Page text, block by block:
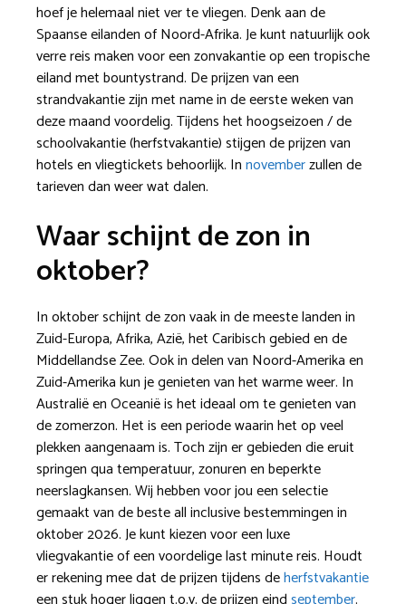
hoef je helemaal niet ver te vliegen. Denk aan de
Spaanse eilanden of Noord-Afrika. Je kunt natuurlijk ook
verre reis maken voor een zonvakantie op een tropische
eiland met bountystrand. De prijzen van een
strandvakantie zijn met name in de eerste weken van
deze maand voordelig. Tijdens het hoogseizoen / de
schoolvakantie (herfstvakantie) stijgen de prijzen van
hotels en vliegtickets behoorlijk. Innovemberzullen de
tarieven dan weer wat dalen.
Waar schijnt de zon in
oktober?
In oktober schijnt de zon vaak in de meeste landen in
Zuid-Europa, Afrika, Azië, het Caribisch gebied en de
Middellandse Zee. Ook in delen van Noord-Amerika en
Zuid-Amerika kun je genieten van het warme weer. In
Australië en Oceanië is het ideaal om te genieten van
de zomerzon. Het is een periode waarin het op veel
plekken aangenaam is. Toch zijn er gebieden die eruit
springen qua temperatuur, zonuren en beperkte
neerslagkansen. Wij hebben voor jou een selectie
gemaakt van de beste all inclusive bestemmingen in
oktober 2026. Je kunt kiezen voor een luxe
vliegvakantie of een voordelige last minute reis. Houdt
er rekening mee dat de prijzen tijdens deherfstvakantie